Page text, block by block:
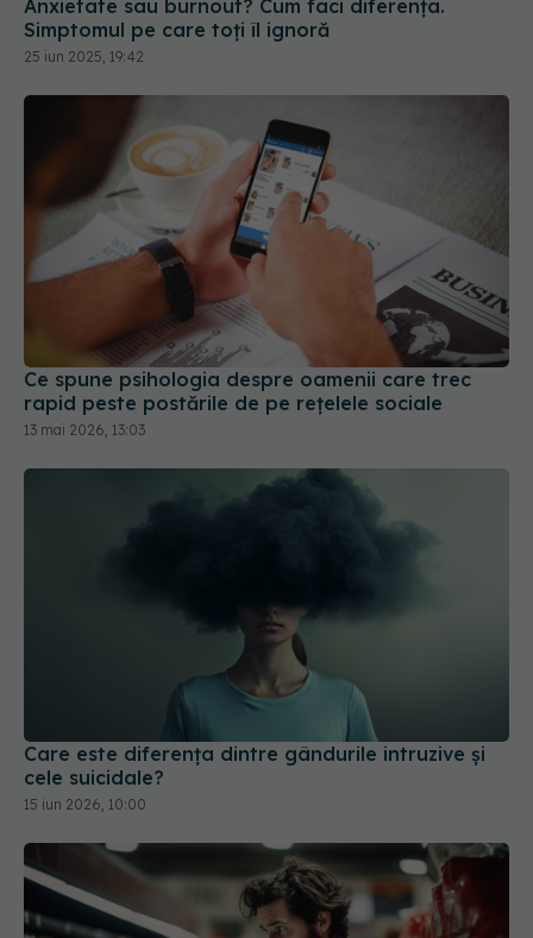
Ce spune psihologia despre oamenii care trec
rapid peste postările de pe rețelele sociale
13 mai 2026, 13:03
Care este diferența dintre gândurile intruzive și